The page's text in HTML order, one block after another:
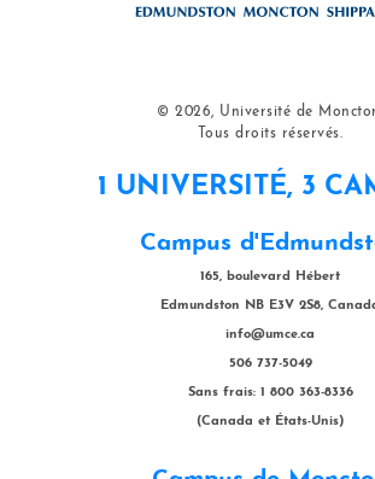
© 2026, Université de
Tous droits réservés.
1 UNIVERSITÉ, 3
Campus
165, boulevard Hébert
Edmundston NB E3V 2S8,
info@umce.ca
506 737-5049
Sans frais: 1 800 363-8336
(Canada et États-Unis)